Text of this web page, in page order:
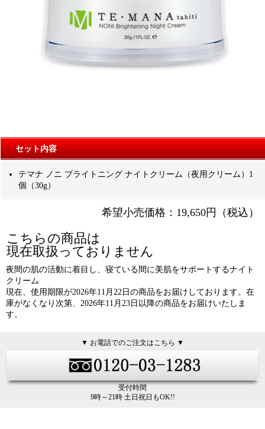
セット内容
テマナ ノニ ブライトニング ナイトクリーム（夜用クリーム）1
個（30g）
希望小売価格：19,650円（税込）
こちらの商品は
現在取扱っておりません
夜間の肌の活動に着目し、寝ている間に美肌をサポートするナイト
クリーム
現在、使用期限が2026年11月22日の商品をお届けしております。在
庫がなくなり次第、2026年11月23日以降の商品をお届けいたしま
す。
▼ お電話でのご注文はこちら ▼
受付時間
9時～21時 土日祝日もOK!!